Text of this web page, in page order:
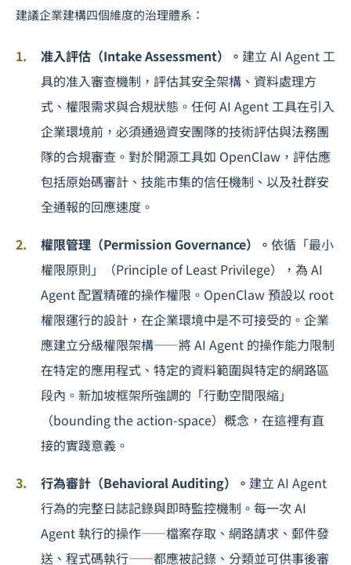
建議企業建構四個維度的治理體系：
准入評估（Intake Assessment）。 建立 AI Agent 工
具的准入審查機制，評估其安全架構、資料處理方
式、權限需求與合規狀態。任何 AI Agent 工具在引入
企業環境前，必須通過資安團隊的技術評估與法務團
隊的合規審查。對於開源工具如 OpenClaw，評估應
包括原始碼審計、技能市集的信任機制、以及社群安
全通報的回應速度。
權限管理（Permission Governance）。 依循「最小
權限原則」（Principle of Least Privilege），為 AI
Agent 配置精確的操作權限。OpenClaw 預設以 root
權限運行的設計，在企業環境中是不可接受的。企業
應建立分級權限架構——將 AI Agent 的操作能力限制
在特定的應用程式、特定的資料範圍與特定的網路區
段內。新加坡框架所強調的「行動空間限縮」
（bounding the action-space）概念，在這裡有直
接的實踐意義。
行為審計（Behavioral Auditing）。 建立 AI Agent
行為的完整日誌記錄與即時監控機制。每一次 AI
Agent 執行的操作——檔案存取、網路請求、郵件發
送、程式碼執行——都應被記錄、分類並可供事後審